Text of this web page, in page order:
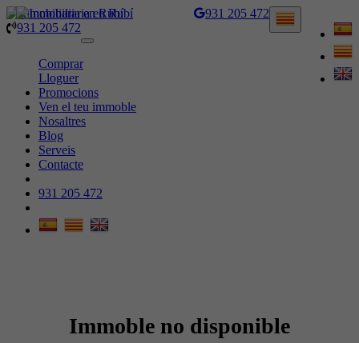
931 205 472
931 205 472
Toggle
Comprar
Lloguer
Promocions
Ven el teu immoble
Nosaltres
Blog
Serveis
Contacte
931 205 472
Immoble no disponible